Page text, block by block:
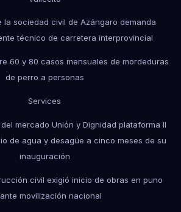
la sociedad civil de Azángaro demanda
técnico de carretera interprovincial
60 y 80 casos mensuales de mordeduras
de perro a personas
Services
mercado Unión y Dignidad plataforma II
de agua y desagüe a cinco meses de su
inauguración
civil exigió inicio de obras en puno
movilización nacional